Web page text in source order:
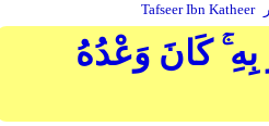
Tafseer Ibn Katheer
بِهِ ۚ كَانَ وَعْدُهُ